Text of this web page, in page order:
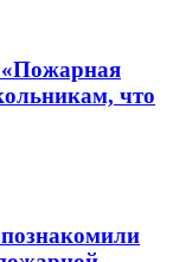
«Пожарная
что